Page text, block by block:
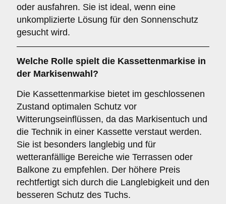
oder ausfahren. Sie ist ideal, wenn eine
unkomplizierte Lösung für den Sonnenschutz
gesucht wird.
Welche Rolle spielt die Kassettenmarkise in
der Markisenwahl?
Die Kassettenmarkise bietet im geschlossenen
Zustand optimalen Schutz vor
Witterungseinflüssen, da das Markisentuch und
die Technik in einer Kassette verstaut werden.
Sie ist besonders langlebig und für
wetteranfällige Bereiche wie Terrassen oder
Balkone zu empfehlen. Der höhere Preis
rechtfertigt sich durch die Langlebigkeit und den
besseren Schutz des Tuchs.